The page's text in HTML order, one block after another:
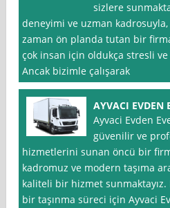
sizlere
deneyimi ve uzman
zaman ön planda tutan bir
çok insan için oldukça stresli
Ancak bizimle çalışarak
AYVACI EVDEN
Ayvaci Evden
güvenilir ve
hizmetlerini sunan öncü bir
kadromuz ve modern taşıma
kaliteli bir hizmet sunmaktayız.
bir taşınma süreci için Ayvaci